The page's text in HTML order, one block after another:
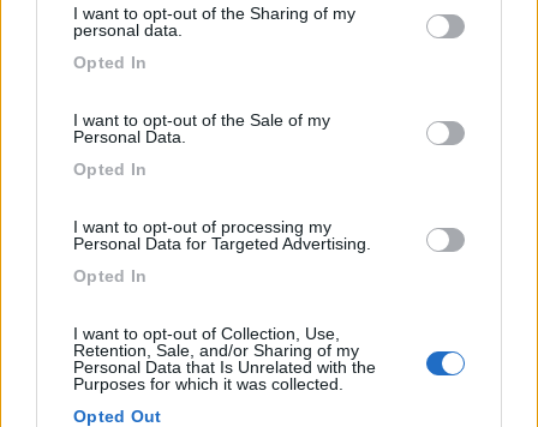
not limited to your visit or usage behaviour. You may click to
grant or deny consent to Google and its third-party tags to
use your data for below specified purposes in below Google
I want to opt-out of the Sharing of my
personal data.
Opted In
I want to opt-out of the Sale of my
Personal Data.
Opted In
I want to opt-out of processing my
Personal Data for Targeted Advertising.
Opted In
I want to opt-out of Collection, Use,
Retention, Sale, and/or Sharing of my
Personal Data that Is Unrelated with the
Purposes for which it was collected.
Opted Out
Area di sosta (PS+CS)
Camping Hoeve Nieuwkoop